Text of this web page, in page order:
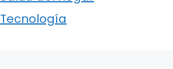
Tecnología